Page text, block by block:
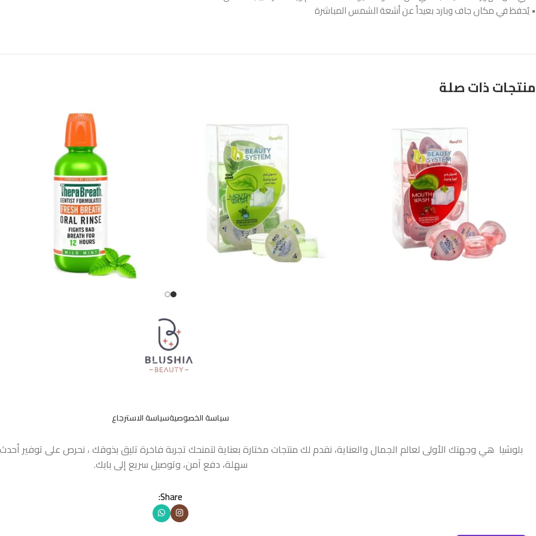
• يُحفظ في مكان جاف وبارد بعيداً عن أشعة الشمس المباشرة
منتجات ذات صلة
سياسة الخصوصيةسياسة الاسترجاع
بلوشيا هي وجهتك الأولى لعالم الجمال والعناية، نقدم لك منتجات مختارة بعناية لتمنحك تجربة فاخرة تليق بذوقك ، نحرص على توفير
سهلة، دفع آمن، وتوصيل سريع إلى بابك.
Share: